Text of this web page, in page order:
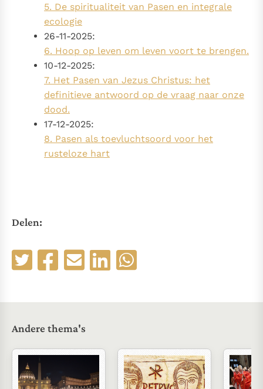
5. De spiritualiteit van Pasen en integrale
ecologie
26-11-2025:
6. Hoop op leven om leven voort te brengen.
10-12-2025:
7. Het Pasen van Jezus Christus: het
definitieve antwoord op de vraag naar onze
dood.
17-12-2025:
8. Pasen als toevluchtsoord voor het
rusteloze hart
Delen:
Andere thema's